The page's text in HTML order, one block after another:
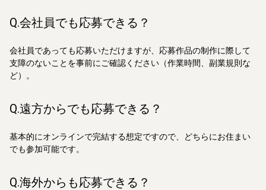
Q.会社員でも応募できる？
会社員であっても応募いただけますが、応募作品の制作に際して
支障のないことを事前にご確認ください（作業時間、副業規則な
ど）。
Q.遠方からでも応募できる？
基本的にオンラインで完結する想定ですので、どちらにお住まい
でも参加可能です。
Q.海外からも応募できる？